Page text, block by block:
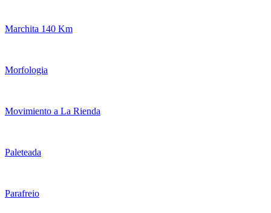
Marchita 140 Km
Morfologia
Movimiento a La Rienda
Paleteada
Parafreio